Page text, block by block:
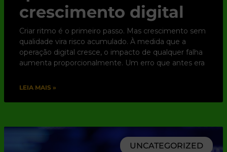
crescimento digital
Criar ritmo é o primeiro passo. Mas crescimento sem
qualidade vira risco acumulado. À medida que a
operação digital cresce, o impacto de qualquer falha
aumenta proporcionalmente. Um erro que antes era
LEIA MAIS »
UNCATEGORIZED